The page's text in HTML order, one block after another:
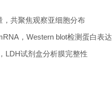
，共聚焦观察亚细胞分布
，Western blot检测蛋白表达
LDH试剂盒分析膜完整性